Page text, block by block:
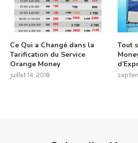
Ce Qui a Changé dans la
Tarification du Service
Orange Money
juillet 14, 2018
Tout